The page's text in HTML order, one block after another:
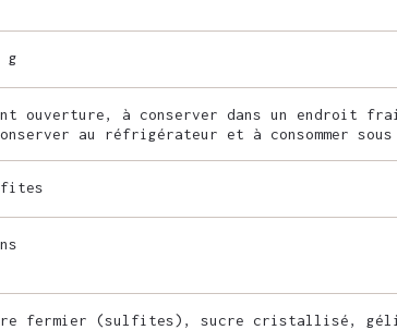
g
ouverture, à conserver dans un endroit
au réfrigérateur et à consommer sous
fermier (sulfites), sucre cristallisé,